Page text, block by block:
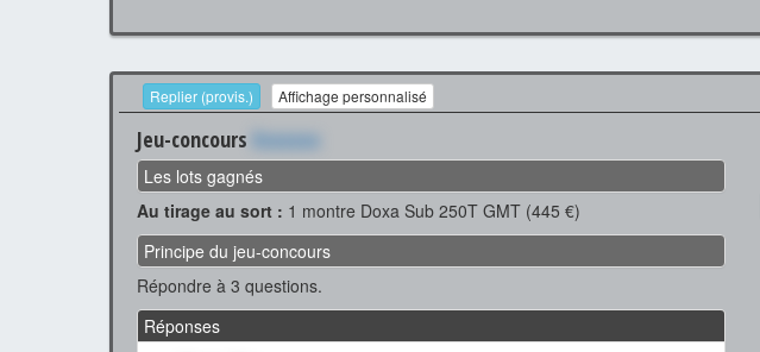
Replier (provis.) Affichage personnalisé
Jeu-concours Xxxxxxx
Les lots gagnés
Au tirage au sort : 1 montre Doxa Sub 250T GMT (445 €)
Principe du jeu-concours
Répondre à 3 questions.
Réponses